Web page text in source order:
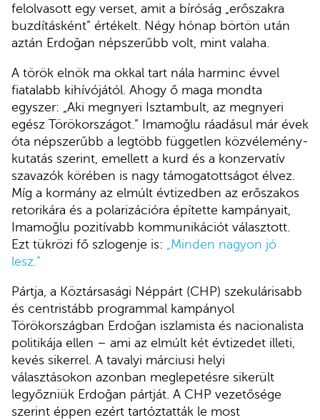
felolvasott egy verset, amit a bíróság „erőszakra
buzdításként” értékelt. Négy hónap börtön után
aztán Erdoğan népszerűbb volt, mint valaha.
A török elnök ma okkal tart nála harminc évvel
fiatalabb kihívójától. Ahogy ő maga mondta
egyszer: „Aki megnyeri Isztambult, az megnyeri
egész Törökországot.” Imamoğlu ráadásul már évek
óta népszerűbb a legtöbb független közvélemény-
kutatás szerint, emellett a kurd és a konzervatív
szavazók körében is nagy támogatottságot élvez.
Míg a kormány az elmúlt évtizedben az erőszakos
retorikára és a polarizációra építette kampányait,
Imamoğlu pozitívabb kommunikációt választott.
Ezt tükrözi fő szlogenje is: „Minden nagyon jó
lesz.”
Pártja, a Köztársasági Néppárt (CHP) szekulárisabb
és centristább programmal kampányol
Törökországban Erdoğan iszlamista és nacionalista
politikája ellen – ami az elmúlt két évtizedet illeti,
kevés sikerrel. A tavalyi márciusi helyi
választásokon azonban meglepetésre sikerült
legyőzniük Erdoğan pártját. A CHP vezetősége
szerint éppen ezért tartóztatták le most